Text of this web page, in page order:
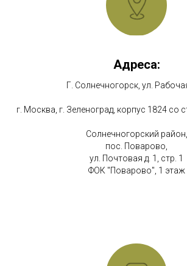
Адреса:
Г. Солнечногорск, ул.
г. Москва, г. Зеленоград, корпус 1824 со
Солнечногорский район,
пос. Поварово,
ул. Почтовая д. 1, стр. 1
ФОК "Поварово", 1 этаж